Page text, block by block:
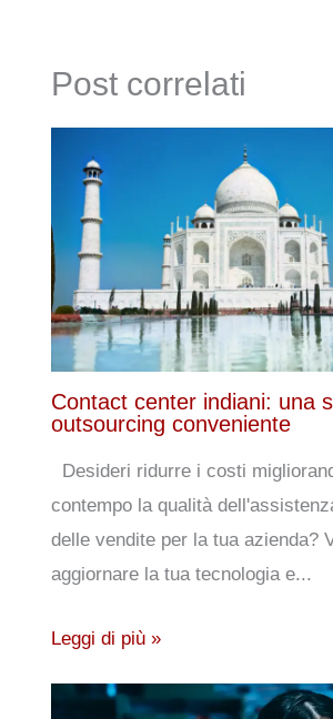
Post correlati
Contact center indiani: una
outsourcing conveniente
Desideri ridurre i costi
contempo la qualità
delle vendite per la tua azienda?
aggiornare la tua tecnologia e...
Leggi di più »